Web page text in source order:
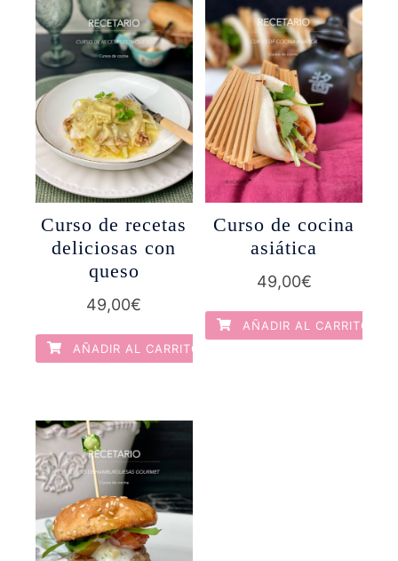
Curso de recetas
deliciosas con
queso
49,00€
AÑADIR AL CARRITO
Curso de cocina
asiática
49,00€
AÑADIR AL CARRITO